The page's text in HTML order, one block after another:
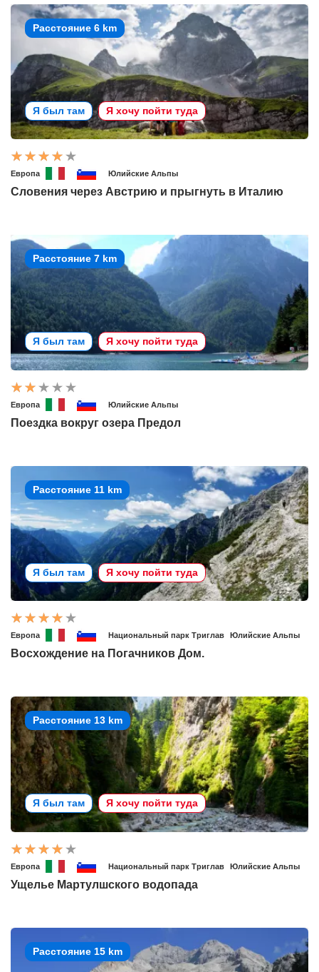
Расстояние 6 km
Я был там Я хочу пойти туда
Европа Юлийские Альпы
Словения через Австрию и прыгнуть в Италию
Расстояние 7 km
Я был там Я хочу пойти туда
Европа Юлийские Альпы
Поездка вокруг озера Предол
Расстояние 11 km
Я был там Я хочу пойти туда
Европа Национальный парк Триглав Юлийские Альпы
Восхождение на Погачников Дом.
Расстояние 13 km
Я был там Я хочу пойти туда
Европа Национальный парк Триглав Юлийские Альпы
Ущелье Мартулшского водопада
Расстояние 15 km